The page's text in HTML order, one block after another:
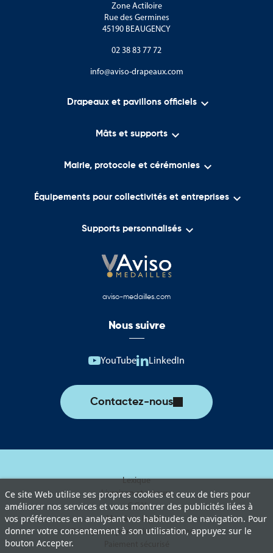
Zone Actiloire
Rue des Germines
45190 BEAUGENCY
02 38 83 77 72
info@aviso-drapeaux.com
Drapeaux et pavillons officiels 
Mâts et supports 
Mairie, protocole et cérémonies 
Équipements pour collectivités et entreprises 
Supports personnalisés 
Ce site Web utilise ses propres cookies et ceux de tiers pour
améliorer nos services et vous montrer des publicités liées à
vos préférences en analysant vos habitudes de navigation. Pour
donner votre consentement à son utilisation, appuyez sur le
bouton Accepter.
aviso-medailles.com
Nous suivre
YouTube LinkedIn
Contactez-nous
Lexique
Livraison et retours
C.G.V
Mentions légales
Politique de protection des données